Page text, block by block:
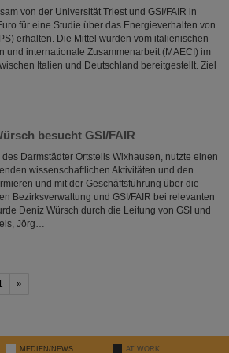
von der Universität Triest und GSI/FAIR in
für eine Studie über das Energieverhalten von
erhalten. Die Mittel wurden vom italienischen
und internationale Zusammenarbeit (MAECI) im
Italien und Deutschland bereitgestellt. Ziel
besucht GSI/FAIR
Darmstädter Ortsteils Wixhausen, nutzte einen
wissenschaftlichen Aktivitäten und den
und mit der Geschäftsführung über die
Bezirksverwaltung und GSI/FAIR bei relevanten
Deniz Würsch durch die Leitung von GSI und
Jörg…
»
MEDIEN/NEWS AT WORK